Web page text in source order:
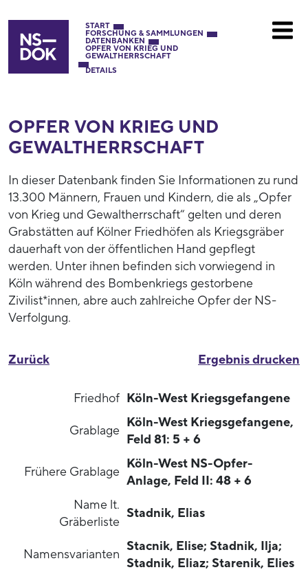
START
FORSCHUNG & SAMMLUNGEN
DATENBANKEN
OPFER VON KRIEG UND
GEWALTHERRSCHAFT
DETAILS
OPFER VON KRIEG UND
GEWALTHERRSCHAFT
In dieser Datenbank finden Sie Informationen zu rund
13.300 Männern, Frauen und Kindern, die als „Opfer
von Krieg und Gewaltherrschaft“ gelten und deren
Grabstätten auf Kölner Friedhöfen als Kriegsgräber
dauerhaft von der öffentlichen Hand gepflegt
werden. Unter ihnen befinden sich vorwiegend in
Köln während des Bombenkriegs gestorbene
Zivilist*innen, abre auch zahlreiche Opfer der NS-
Verfolgung.
Ergebnis drucken
Zurück
Friedhof Köln-West Kriegsgefangene
Grablage
Köln-West Kriegsgefangene,
Feld 81: 5 + 6
Frühere Grablage
Köln-West NS-Opfer-
Anlage, Feld II: 48 + 6
Name lt.
Gräberliste
Stadnik, Elias
Namensvarianten
Stacnik, Elise; Stadnik, Ilja;
Stadnik, Eliaz; Starenik, Elies